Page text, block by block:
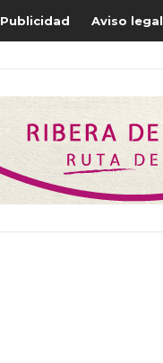
Publicidad Aviso legal